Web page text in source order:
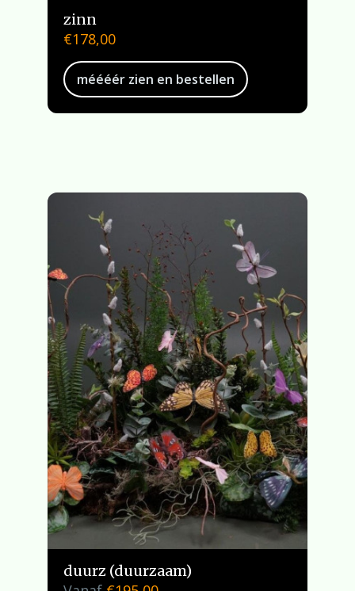
zinn
€178,00
méééér zien en bestellen
duurz (duurzaam)